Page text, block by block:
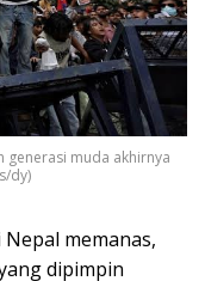
generasi muda akhirnya
dy)
Nepal memanas,
dipimpin